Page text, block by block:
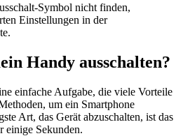
Symbol nicht finden,
Einstellungen in der
Handy ausschalten?
einfache Aufgabe, die viele Vorteile
um ein Smartphone
Art, das Gerät abzuschalten, ist das
einige Sekunden.